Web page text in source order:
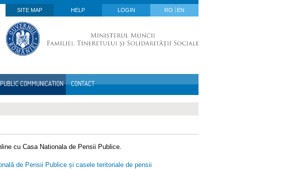
SITE MAP
HELP LOGIN RO EN
PUBLIC COMMUNICATION CONTACT
cu Casa Nationala de Pensii Publice.
de Pensii Publice și casele teritoriale de pensii